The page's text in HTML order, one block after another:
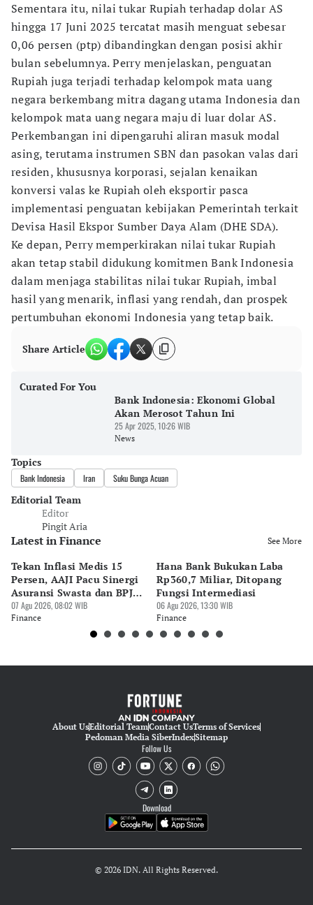
Sementara itu, nilai tukar Rupiah terhadap dolar AS
hingga 17 Juni 2025 tercatat masih menguat sebesar
0,06 persen (ptp) dibandingkan dengan posisi akhir
bulan sebelumnya. Perry menjelaskan, penguatan
Rupiah juga terjadi terhadap kelompok mata uang
negara berkembang mitra dagang utama Indonesia dan
kelompok mata uang negara maju di luar dolar AS.
Perkembangan ini dipengaruhi aliran masuk modal
asing, terutama instrumen SBN dan pasokan valas dari
residen, khususnya korporasi, sejalan kenaikan
konversi valas ke Rupiah oleh eksportir pasca
implementasi penguatan kebijakan Pemerintah terkait
Devisa Hasil Ekspor Sumber Daya Alam (DHE SDA).
Ke depan, Perry memperkirakan nilai tukar Rupiah
akan tetap stabil didukung komitmen Bank Indonesia
dalam menjaga stabilitas nilai tukar Rupiah, imbal
hasil yang menarik, inflasi yang rendah, dan prospek
pertumbuhan ekonomi Indonesia yang tetap baik.
Share Article
Curated For You
Bank Indonesia: Ekonomi Global
Akan Merosot Tahun Ini
25 Apr 2025, 10:26 WIB
News
Topics
Bank Indonesia Iran Suku Bunga Acuan
Editorial Team
Editor
Pingit Aria
Latest in Finance See More
Tekan Inflasi Medis 15
Persen, AAJI Pacu Sinergi
Asuransi Swasta dan BPJS
Kesehatan
07 Agu 2026, 08:02 WIB
Finance
Hana Bank Bukukan Laba
Rp360,7 Miliar, Ditopang
Fungsi Intermediasi
06 Agu 2026, 13:30 WIB
Finance
About UsEditorial TeamContact UsTerms of Services
Pedoman Media SiberIndexSitemap
Follow Us
Download
© 2026 IDN. All Rights Reserved.